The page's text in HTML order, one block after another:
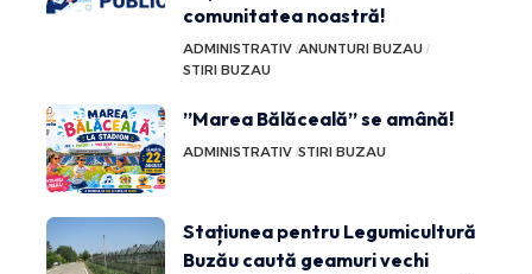
comunitatea noastră!
ADMINISTRATIV ANUNTURI BUZAU
STIRI BUZAU
”Marea Bălăceală” se amână!
ADMINISTRATIV STIRI BUZAU
Stațiunea pentru Legumicultură
Buzău caută geamuri vechi